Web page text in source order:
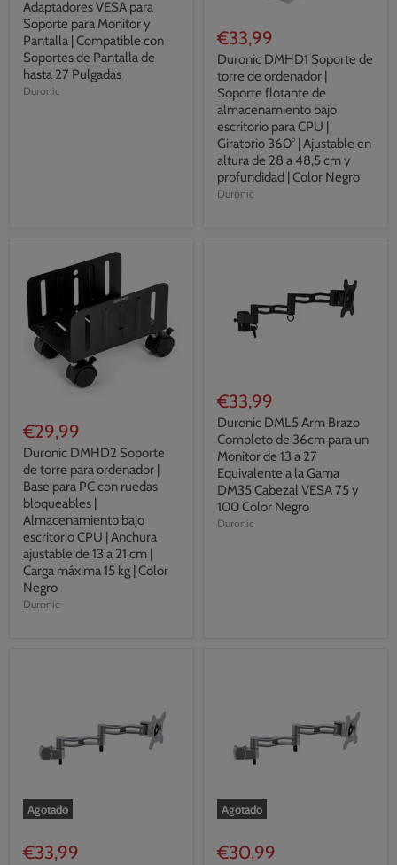
Adaptadores VESA para
Soporte para Monitor y
Pantalla | Compatible con
Soportes de Pantalla de
hasta 27 Pulgadas
Duronic
€33,99
Duronic DMHD1 Soporte de
torre de ordenador |
Soporte flotante de
almacenamiento bajo
escritorio para CPU |
Giratorio 360° | Ajustable en
altura de 28 a 48,5 cm y
profundidad | Color Negro
Duronic
€29,99
Duronic DMHD2 Soporte
de torre para ordenador |
Base para PC con ruedas
bloqueables |
Almacenamiento bajo
escritorio CPU | Anchura
ajustable de 13 a 21 cm |
Carga máxima 15 kg | Color
Negro
Duronic
€33,99
Duronic DML5 Arm Brazo
Completo de 36cm para un
Monitor de 13 a 27
Equivalente a la Gama
DM35 Cabezal VESA 75 y
100 Color Negro
Duronic
Agotado
€33,99
Agotado
€30,99